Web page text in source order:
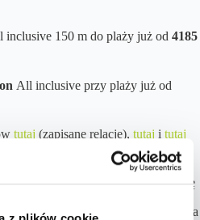
inclusive 150 m do plaży już od 4185
All inclusive przy plaży już od
tutaj (zapisane relacje), tutaj i tutaj
że trudno jej nie polubić już od
miejsce, bo rano możesz pić herbatę
wieczorem oglądać zachód słońca
na każdym kroku trafia się na